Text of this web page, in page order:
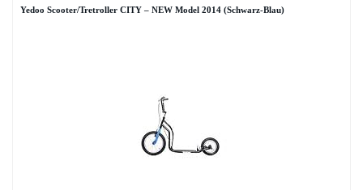
Yedoo Scooter/Tretroller CITY – NEW Model 2014 (Schwarz-Blau)